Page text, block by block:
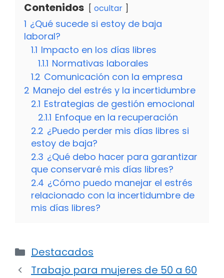
Contenidos ocultar
1 ¿Qué sucede si estoy de baja
laboral?
1.1 Impacto en los días libres
1.1.1 Normativas laborales
1.2 Comunicación con la empresa
2 Manejo del estrés y la incertidumbre
2.1 Estrategias de gestión emocional
2.1.1 Enfoque en la recuperación
2.2 ¿Puedo perder mis días libres si
estoy de baja?
2.3 ¿Qué debo hacer para garantizar
que conservaré mis días libres?
2.4 ¿Cómo puedo manejar el estrés
relacionado con la incertidumbre de
mis días libres?
Categorías
Destacados
Trabajo para mujeres de 50 a 60